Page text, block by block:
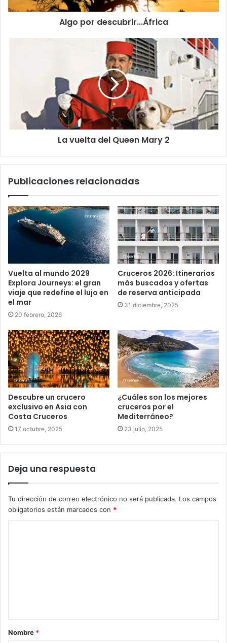
Algo por descubrir...África
La vuelta del Queen Mary 2
Publicaciones relacionadas
Vuelta al mundo 2029
Explora Journeys: el gran
viaje que redefine el lujo en
el mar
20 febrero, 2026
Cruceros 2026: Itinerarios
más buscados y ofertas
de reserva anticipada
31 diciembre, 2025
Descubre un crucero
exclusivo en Asia con
Costa Cruceros
17 octubre, 2025
¿Cuáles son los mejores
cruceros por el
Mediterráneo?
23 julio, 2025
Deja una respuesta
Tu dirección de correo electrónico no será publicada. Los campos
obligatorios están marcados con *
a
r
Nombre *